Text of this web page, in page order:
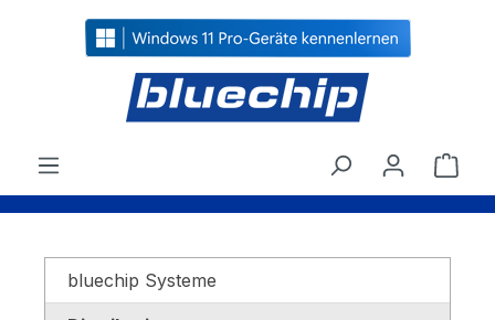
springen
bluechip Systeme